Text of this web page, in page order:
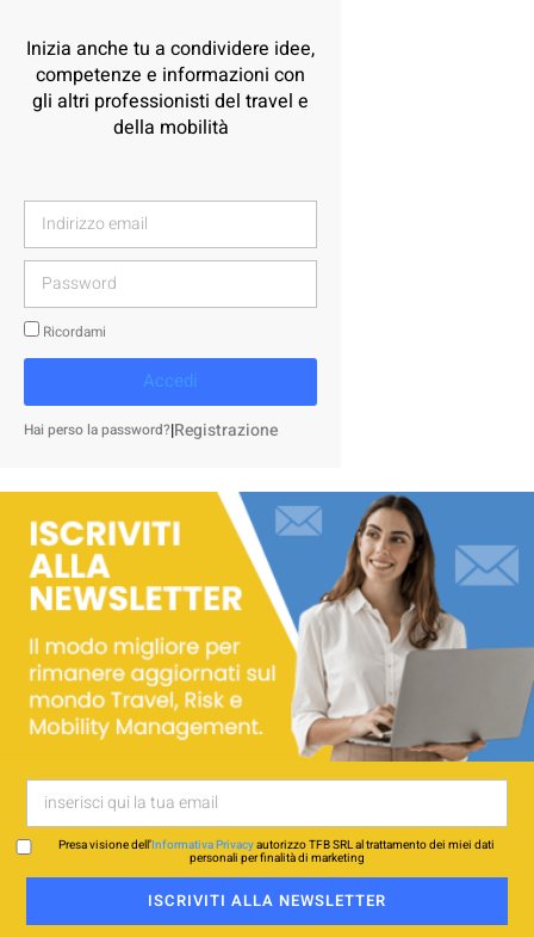
Inizia anche tu a condividere idee,
competenze e informazioni con
gli altri professionisti del travel e
della mobilità
Ricordami
Accedi
Hai perso la password?|Registrazione
Presa visione dell’Informativa Privacyautorizzo TFB SRL al trattamento dei miei dati
personali per finalità di marketing
ISCRIVITI ALLA NEWSLETTER